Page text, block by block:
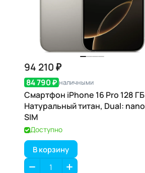
94 210 ₽
84 790 ₽ наличными
Смартфон iPhone 16 Pro 128 ГБ
Натуральный титан, Dual: nano
SIM
Доступно
В корзину